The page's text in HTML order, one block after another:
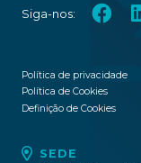
Siga-nos:
Política de privacidade
Política de Cookies
Definição de Cookies
SEDE